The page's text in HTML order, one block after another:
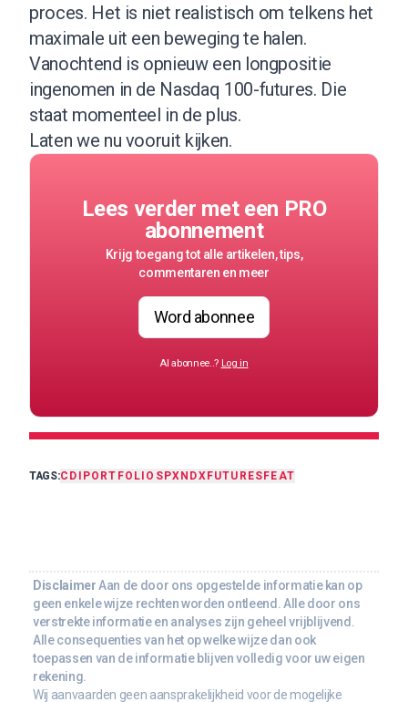
proces. Het is niet realistisch om telkens het
maximale uit een beweging te halen.
Vanochtend is opnieuw een longpositie
ingenomen in de Nasdaq 100-futures. Die
staat momenteel in de plus.
Laten we nu vooruit kijken.
Lees verder met een PRO
abonnement
Krijg toegang tot alle artikelen, tips,
commentaren en meer
Word abonnee
Al abonnee..? Log in
TAGS:CDI PORTFOLIO SPXNDXFUTURESFEAT
Disclaimer Aan de door ons opgestelde informatie kan op
geen enkele wijze rechten worden ontleend. Alle door ons
verstrekte informatie en analyses zijn geheel vrijblijvend.
Alle consequenties van het op welke wijze dan ook
toepassen van de informatie blijven volledig voor uw eigen
rekening.
Wij aanvaarden geen aansprakelijkheid voor de mogelijke